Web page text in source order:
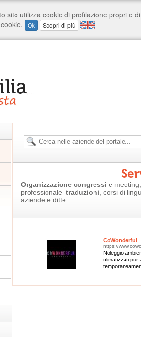
Organizzazione congressi e
professionale, traduzioni , corsi di
aziende e ditte
CoWonderful
https://
Noleggio
climatizzati per